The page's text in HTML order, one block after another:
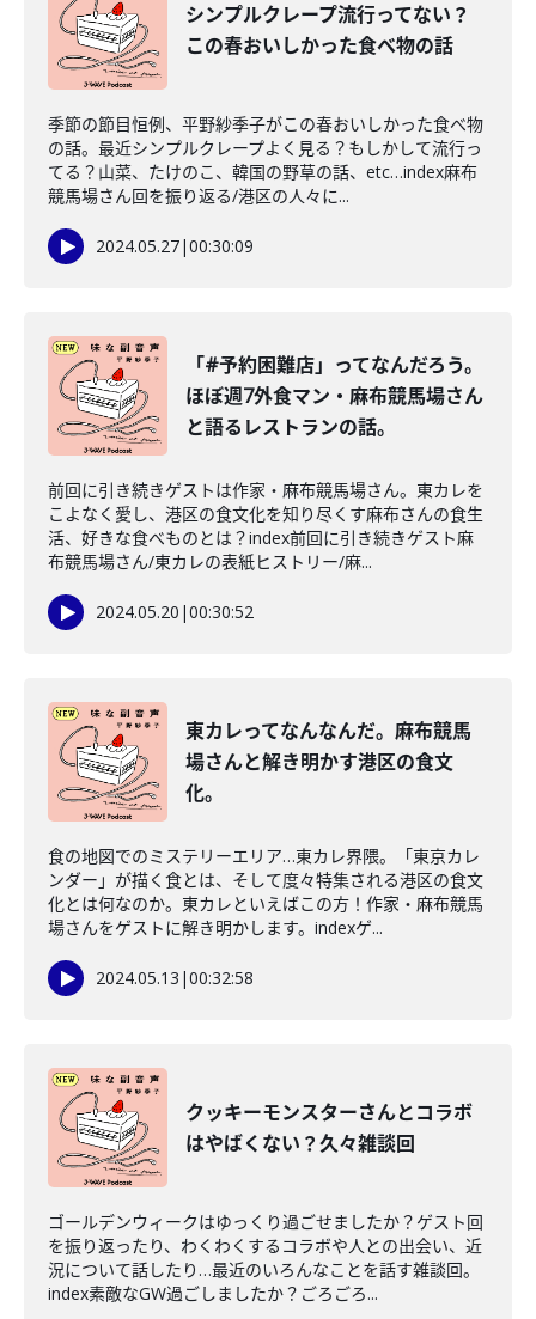
シンプルクレープ流行ってない？
この春おいしかった食べ物の話
季節の節目恒例、平野紗季子がこの春おいしかった食べ物
の話。最近シンプルクレープよく見る？もしかして流行っ
てる？山菜、たけのこ、韓国の野草の話、etc…index麻布
競馬場さん回を振り返る/港区の人々に...
2024.05.27|00:30:09
「#予約困難店」ってなんだろう。
ほぼ週7外食マン・麻布競馬場さん
と語るレストランの話。
前回に引き続きゲストは作家・麻布競馬場さん。東カレを
こよなく愛し、港区の食文化を知り尽くす麻布さんの食生
活、好きな食べものとは？index前回に引き続きゲスト麻
布競馬場さん/東カレの表紙ヒストリー/麻...
2024.05.20 |00:30:52
東カレってなんなんだ。麻布競馬
場さんと解き明かす港区の食文
化。
食の地図でのミステリーエリア…東カレ界隈。「東京カレ
ンダー」が描く食とは、そして度々特集される港区の食文
化とは何なのか。東カレといえばこの方！作家・麻布競馬
場さんをゲストに解き明かします。indexゲ...
2024.05.13 |00:32:58
クッキーモンスターさんとコラボ
はやばくない？久々雑談回
ゴールデンウィークはゆっくり過ごせましたか？ゲスト回
を振り返ったり、わくわくするコラボや人との出会い、近
況について話したり…最近のいろんなことを話す雑談回。
index素敵なGW過ごしましたか？ごろごろ...